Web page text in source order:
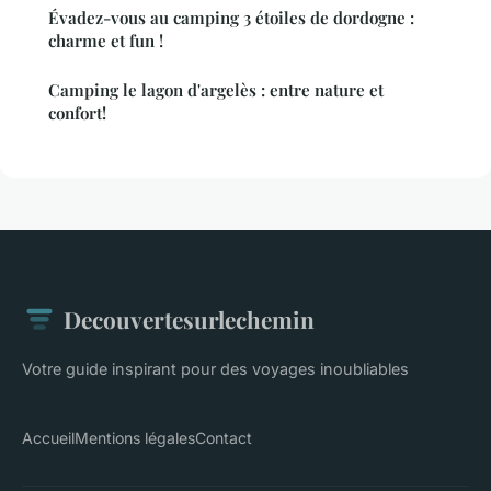
Évadez-vous au camping 3 étoiles de dordogne :
charme et fun !
Camping le lagon d'argelès : entre nature et
confort!
Decouvertesurlechemin
Votre guide inspirant pour des voyages inoubliables
AccueilMentions légalesContact